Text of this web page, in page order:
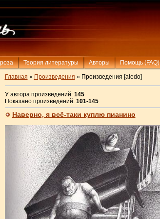
Теория литературы Авторы Помощь (FAQ)
Главная » Произведения » Произведения [aledo]
У автора произведений: 145
Показано произведений: 101-145
Наверно, я всё-таки куплю пианино